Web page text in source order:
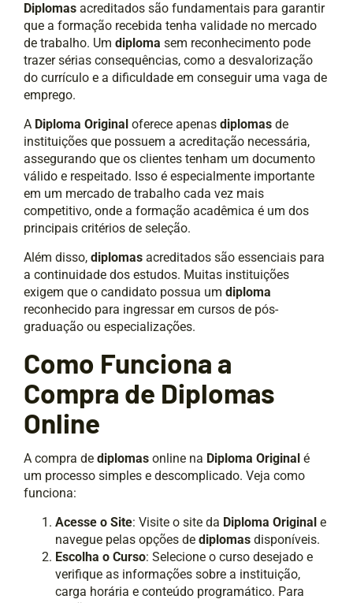
Diplomas acreditados são fundamentais para garantir
que a formação recebida tenha validade no mercado
de trabalho. Um diploma sem reconhecimento pode
trazer sérias consequências, como a desvalorização
do currículo e a dificuldade em conseguir uma vaga de
emprego.
A Diploma Original oferece apenas diplomas de
instituições que possuem a acreditação necessária,
assegurando que os clientes tenham um documento
válido e respeitado. Isso é especialmente importante
em um mercado de trabalho cada vez mais
competitivo, onde a formação acadêmica é um dos
principais critérios de seleção.
Além disso, diplomas acreditados são essenciais para
a continuidade dos estudos. Muitas instituições
exigem que o candidato possua um diploma
reconhecido para ingressar em cursos de pós-
graduação ou especializações.
Como Funciona a
Compra de Diplomas
Online
A compra de diplomas online na Diploma Original é
um processo simples e descomplicado. Veja como
funciona:
Acesse o Site: Visite o site da Diploma Original e
navegue pelas opções de diplomas disponíveis.
Escolha o Curso: Selecione o curso desejado e
verifique as informações sobre a instituição,
carga horária e conteúdo programático. Para